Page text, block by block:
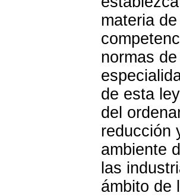
materia
normas
de esta
del
reducción
ambiente
las
ámbito de